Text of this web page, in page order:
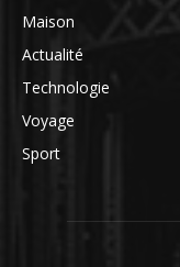
Maison
Actualité
Technologie
Voyage
Sport